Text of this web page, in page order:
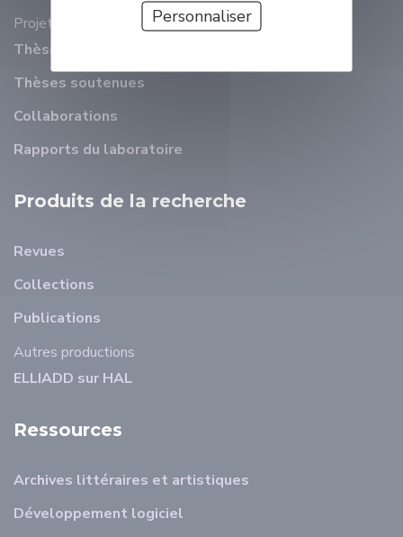
Projets
Thèses en cours
Thèses soutenues
Collaborations
Rapports du laboratoire
Produits de la recherche
Revues
Collections
Publications
Autres productions
ELLIADD sur HAL
Ressources
Archives littéraires et artistiques
Développement logiciel
Personnaliser